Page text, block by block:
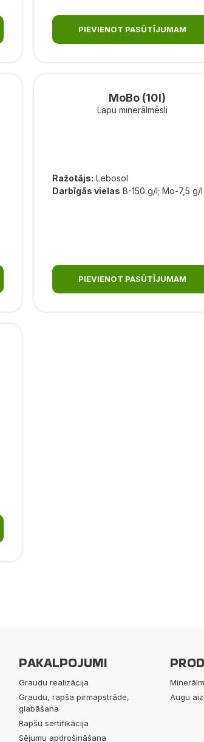
PIEVIENOT PASŪTĪJUMAM
MoBo (10l)
Lapu minerālmēsli
Ražotājs: Lebosol
Darbīgās vielas B-150 g/l; Mo-7,5 g/l
PIEVIENOT PASŪTĪJUMAM
PAKALPOJUMI
Graudu realizācija
Graudu, rapša pirmapstrāde,
glabāšana
Rapšu sertifikācija
Sējumu apdrošināšana
Augu